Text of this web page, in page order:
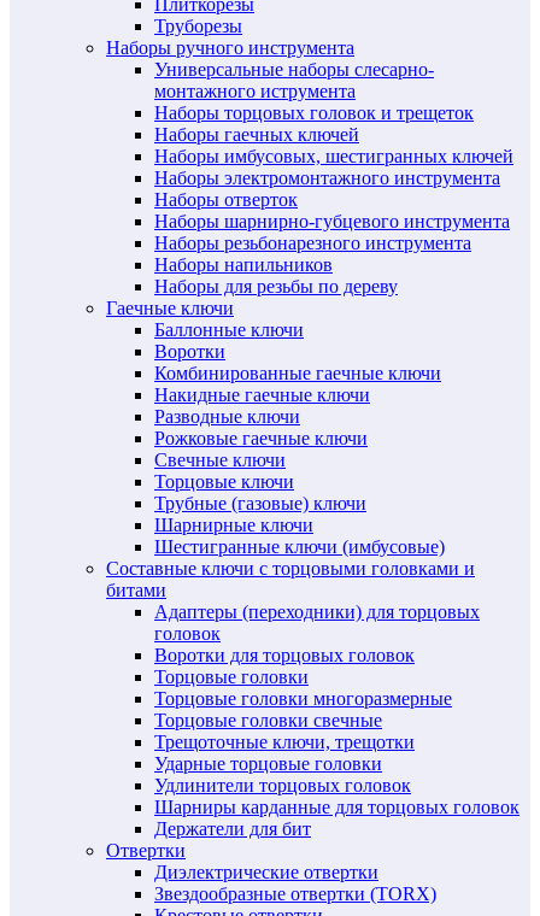
Плиткорезы
Труборезы
Наборы ручного инструмента
Универсальные наборы слесарно-
монтажного иструмента
Наборы торцовых головок и трещеток
Наборы гаечных ключей
Наборы имбусовых, шестигранных ключей
Наборы электромонтажного инструмента
Наборы отверток
Наборы шарнирно-губцевого инструмента
Наборы резьбонарезного инструмента
Наборы напильников
Наборы для резьбы по дереву
Гаечные ключи
Баллонные ключи
Воротки
Комбинированные гаечные ключи
Накидные гаечные ключи
Разводные ключи
Рожковые гаечные ключи
Свечные ключи
Торцовые ключи
Трубные (газовые) ключи
Шарнирные ключи
Шестигранные ключи (имбусовые)
Составные ключи с торцовыми головками и
битами
Адаптеры (переходники) для торцовых
головок
Воротки для торцовых головок
Торцовые головки
Торцовые головки многоразмерные
Торцовые головки свечные
Трещоточные ключи, трещотки
Ударные торцовые головки
Удлинители торцовых головок
Шарниры карданные для торцовых головок
Держатели для бит
Отвертки
Диэлектрические отвертки
Звездообразные отвертки (TORX)